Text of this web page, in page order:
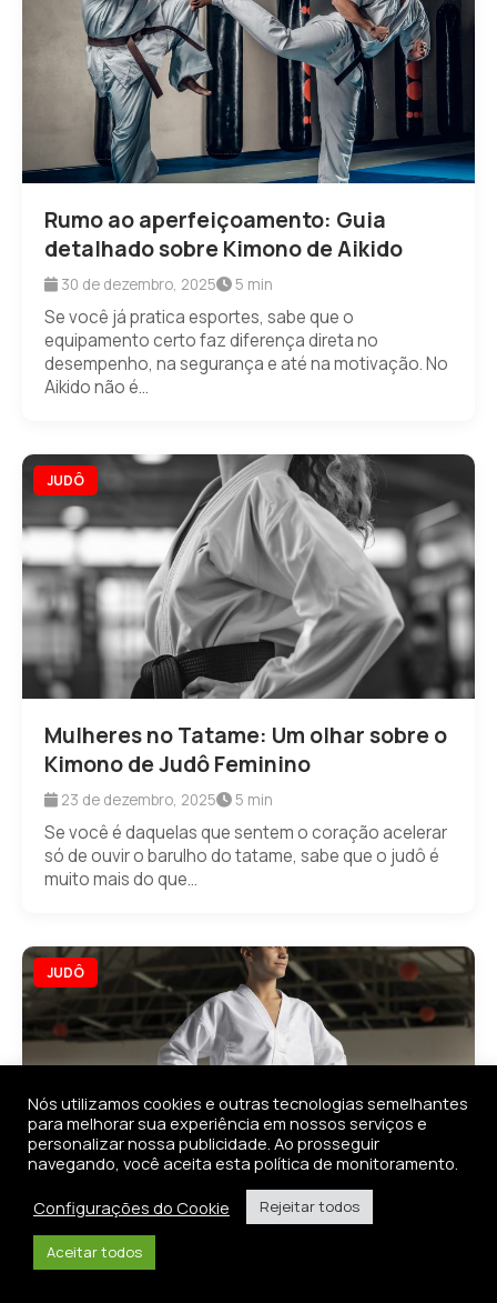
Rumo ao aperfeiçoamento: Guia
detalhado sobre Kimono de Aikido
30 de dezembro, 2025 5 min
Se você já pratica esportes, sabe que o
equipamento certo faz diferença direta no
desempenho, na segurança e até na motivação. No
Aikido não é...
JUDÔ
Mulheres no Tatame: Um olhar sobre o
Kimono de Judô Feminino
23 de dezembro, 2025 5 min
Se você é daquelas que sentem o coração acelerar
só de ouvir o barulho do tatame, sabe que o judô é
muito mais do que...
JUDÔ
Como a roupa influencia na prática do
Judô: Saiba escolher o Kimono ideal
Nós utilizamos cookies e outras tecnologias semelhantes
para melhorar sua experiência em nossos serviços e
personalizar nossa publicidade. Ao prosseguir
navegando, você aceita esta política de monitoramento.
Configurações do Cookie
Rejeitar todos
Aceitar todos